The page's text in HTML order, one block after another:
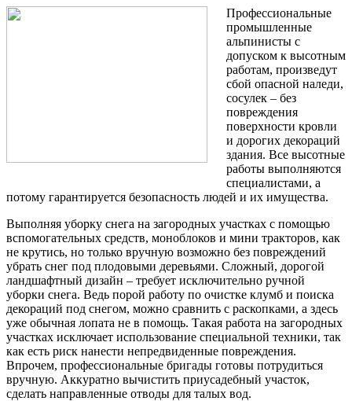
Профессиональные
промышленные
альпинисты с
допуском к высотным
работам, произведут
сбой опасной наледи,
сосулек – без
повреждения
поверхности кровли
и дорогих декораций
здания. Все высотные
работы выполняются
специалистами, а
потому гарантируется безопасность людей и их имущества.
Выполняя уборку снега на загородных участках с помощью
вспомогательных средств, моноблоков и мини тракторов, как
не крутись, но только вручную возможно без повреждений
убрать снег под плодовыми деревьями. Сложный, дорогой
ландшафтный дизайн – требует исключительно ручной
уборки снега. Ведь порой работу по очистке клумб и поиска
декораций под снегом, можно сравнить с раскопками, а здесь
уже обычная лопата не в помощь. Такая работа на загородных
участках исключает использование специальной техники, так
как есть риск нанести непредвиденные повреждения.
Впрочем, профессиональные бригады готовы потрудиться
вручную. Аккуратно вычистить приусадебный участок,
сделать направленные отводы для талых вод.